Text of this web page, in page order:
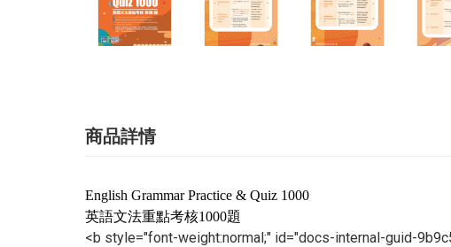
商品詳情
English Grammar Practice & Quiz 1000
英語文法重點考核1000題
<b style="font-weight:normal;" id="docs-internal-guid-